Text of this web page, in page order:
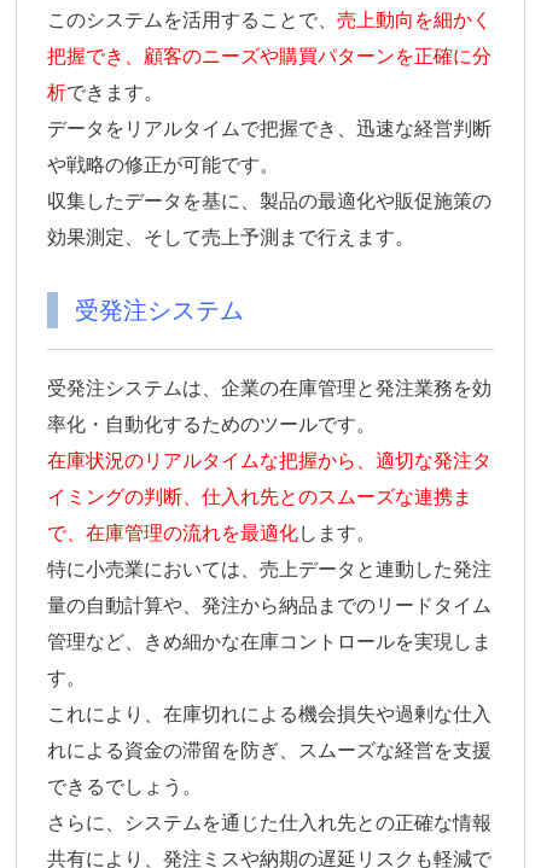
このシステムを活用することで、売上動向を細かく
把握でき、顧客のニーズや購買パターンを正確に分
析できます。
データをリアルタイムで把握でき、迅速な経営判断
や戦略の修正が可能です。
収集したデータを基に、製品の最適化や販促施策の
効果測定、そして売上予測まで行えます。
受発注システム
受発注システムは、企業の在庫管理と発注業務を効
率化・自動化するためのツールです。
在庫状況のリアルタイムな把握から、適切な発注タ
イミングの判断、仕入れ先とのスムーズな連携ま
で、在庫管理の流れを最適化します。
特に小売業においては、売上データと連動した発注
量の自動計算や、発注から納品までのリードタイム
管理など、きめ細かな在庫コントロールを実現しま
す。
これにより、在庫切れによる機会損失や過剰な仕入
れによる資金の滞留を防ぎ、スムーズな経営を支援
できるでしょう。
さらに、システムを通じた仕入れ先との正確な情報
共有により、発注ミスや納期の遅延リスクも軽減で